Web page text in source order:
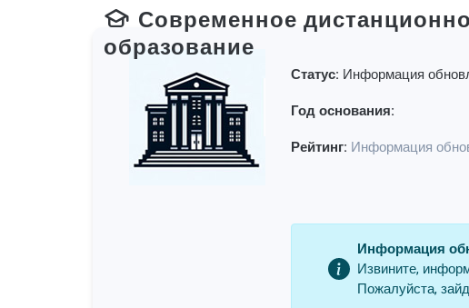
Современное
образование
Статус: Информация
Год основания:
Рейтинг: Информация
Информация
Извините,
Пожалуйста,